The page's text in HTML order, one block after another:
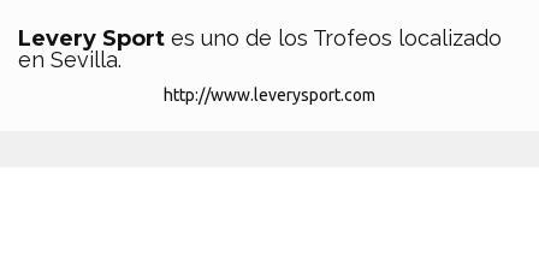
Levery Sport es uno de los Trofeos localizado
en Sevilla.
http://www.leverysport.com